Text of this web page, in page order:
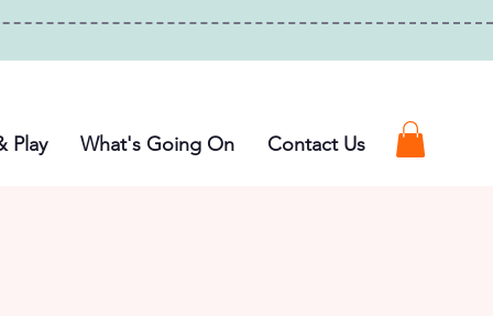
Play What's Going On Contact Us